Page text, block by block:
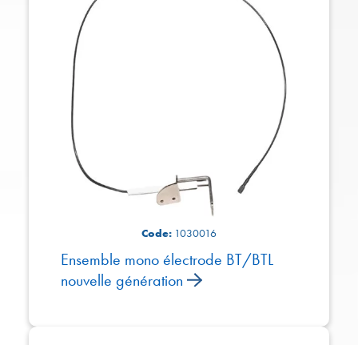
Code: 1030016
Ensemble mono électrode BT/BTL
nouvelle génération